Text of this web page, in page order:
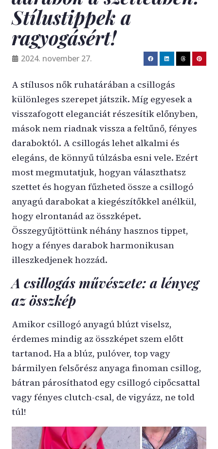
Stílustippek a
ragyogásért!
2024. november 27.
A stílusos nők ruhatárában a csillogás
különleges szerepet játszik. Míg egyesek a
visszafogott eleganciát részesítik előnyben,
mások nem riadnak vissza a feltűnő, fényes
daraboktól. A csillogás lehet alkalmi és
elegáns, de könnyű túlzásba esni vele. Ezért
most megmutatjuk, hogyan választhatsz
szettet és hogyan fűzheted össze a csillogó
anyagú darabokat a kiegészítőkkel anélkül,
hogy elrontanád az összképet.
Összegyűjtöttünk néhány hasznos tippet,
hogy a fényes darabok harmonikusan
illeszkedjenek hozzád.
A csillogás művészete: a lényeg
az összkép
Amikor csillogó anyagú blúzt viselsz,
érdemes mindig az összképet szem előtt
tartanod. Ha a blúz, pulóver, top vagy
bármilyen felsőrész anyaga finoman csillog,
bátran párosíthatod egy csillogó cipőcsattal
vagy fényes clutch-csal, de vigyázz, ne told
túl!